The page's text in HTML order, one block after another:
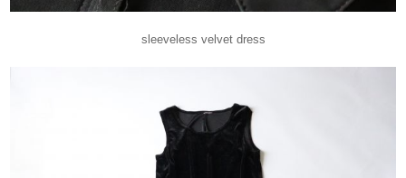
sleeveless velvet dress